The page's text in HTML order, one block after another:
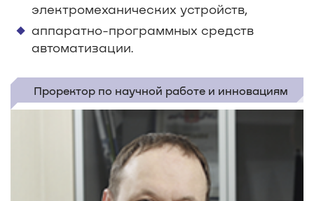
электромеханических устройств,
аппаратно-программных средств
автоматизации.
Проректор по научной работе и инновациям